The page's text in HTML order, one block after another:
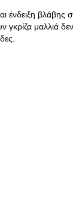
ένδειξη βλάβης
μαλλιά